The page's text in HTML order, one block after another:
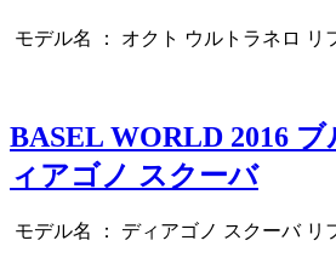
モデル名 ： オクト ウルトラネロ
BASEL WORLD 2016
ィアゴノ スクーバ
モデル名 ： ディアゴノ スクーバ